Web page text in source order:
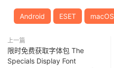
Android ESET macOS
上一篇
限时免费获取字体包 The
Specials Display Font